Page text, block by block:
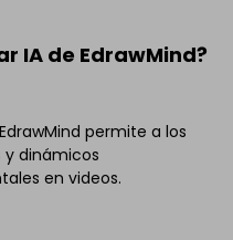
IA de EdrawMind?
permite a los
y dinámicos
en videos.